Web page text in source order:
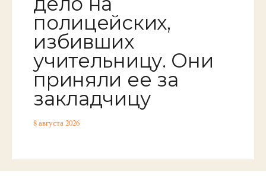
полицейских,
избивших
учительницу. Они
приняли ее за
закладчицу
8 августа 2026